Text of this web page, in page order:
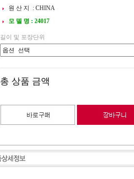
원 산 지 : CHINA
모 델 명 : 24017
길이 및 포장단위
총 상품 금액